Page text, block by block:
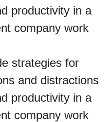
productivity in a
company work
strategies for
and distractions
productivity in a
company work